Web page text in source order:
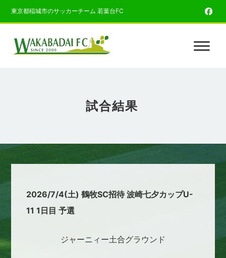
東京都稲城市のサッカーチーム 若葉台FC
試合結果
2026/7/4(土) 鶴牧SC招待 波崎七夕カップU-
11 1日目 予選
ジャーニィー土合グラウンド